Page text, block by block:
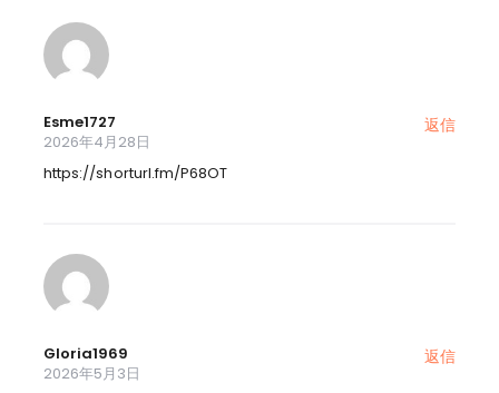
Esme1727 返信
2026年4月28日
https://shorturl.fm/P68OT
Gloria1969 返信
2026年5月3日